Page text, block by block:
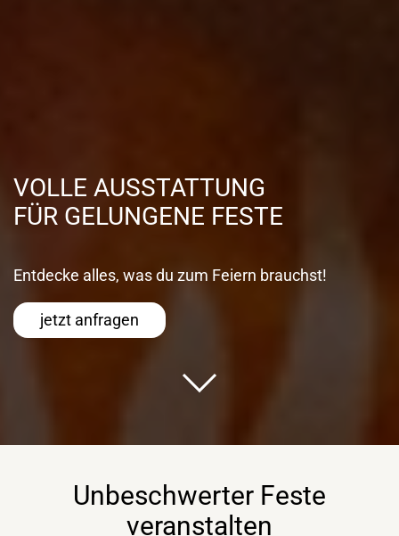
VOLLE AUSSTATTUNG
FÜR GELUNGENE FESTE
Entdecke alles, was du zum Feiern brauchst!
jetzt anfragen
Unbeschwerter Feste
veranstalten